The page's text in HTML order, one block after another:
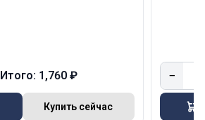
Итого: 1,760 ₽
Купить сейчас
−